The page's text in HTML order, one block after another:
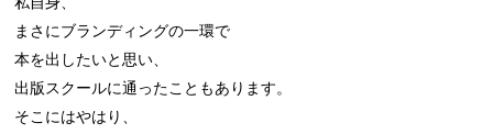
まさにブランディングの一環で
本を出したいと思い、
出版スクールに通ったこともあります。
そこにはやはり、